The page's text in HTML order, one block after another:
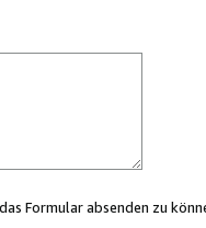
Formular absenden zu